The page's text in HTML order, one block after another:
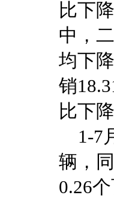
比下
中，
均下
销
比下
1-7
辆，
0.26